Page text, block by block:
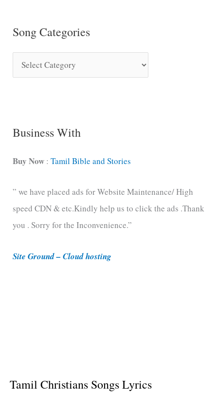
Song Categories
o
C
t
g
o
r
e
Business With
Buy Now :Tamil Bible and Stories
” we have placed ads for Website Maintenance/ High
speed CDN & etc.Kindly help us to click the ads .Thank
you . Sorry for the Inconvenience.”
Site Ground – Cloud hosting
Tamil Christians Songs Lyrics